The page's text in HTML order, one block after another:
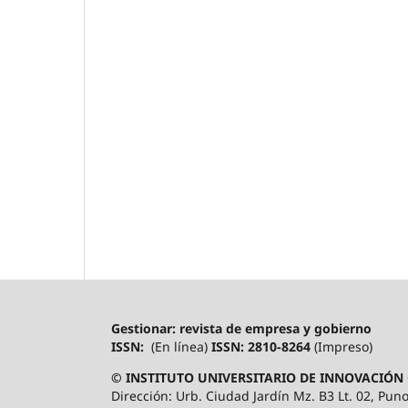
Gestionar: revista de empresa y gobierno
ISSN: (En línea) ISSN: 2810-8264 (Impreso)
© INSTITUTO UNIVERSITARIO DE
Dirección: Urb. Ciudad Jardín Mz. B3 Lt. 02,